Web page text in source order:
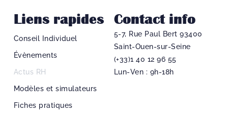
Liens rapides
Conseil Individuel
Évènements
Actus RH
Modèles et simulateurs
Fiches pratiques
Contact info
5-7, Rue Paul Bert 93400
Saint-Ouen-sur-Seine
(+33)1 40 12 96 55​
Lun-Ven : 9h-18h